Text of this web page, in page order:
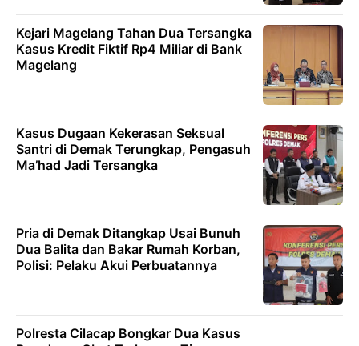
Kejari Magelang Tahan Dua Tersangka
Kasus Kredit Fiktif Rp4 Miliar di Bank
Magelang
Kasus Dugaan Kekerasan Seksual
Santri di Demak Terungkap, Pengasuh
Ma’had Jadi Tersangka
Pria di Demak Ditangkap Usai Bunuh
Dua Balita dan Bakar Rumah Korban,
Polisi: Pelaku Akui Perbuatannya
Polresta Cilacap Bongkar Dua Kasus